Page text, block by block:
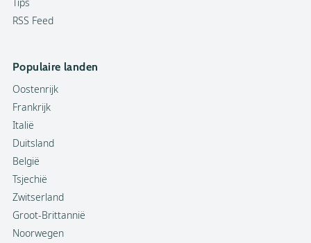
RSS Feed
Populaire landen
Oostenrijk
Frankrijk
Italië
Duitsland
België
Tsjechië
Zwitserland
Groot-Brittannië
Noorwegen